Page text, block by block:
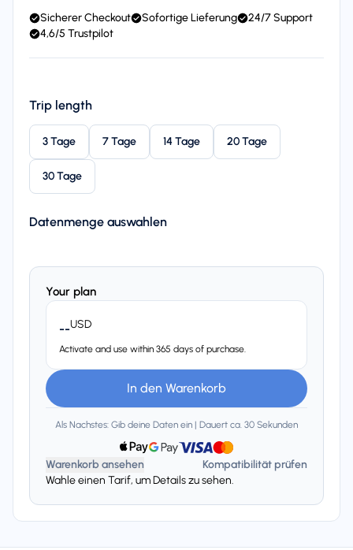
Sicherer Checkout Sofortige Lieferung
24/7 Support
4,6/5 Trustpilot
Trip length
3 Tage 7 Tage 14 Tage 20 Tage
30 Tage
Datenmenge auswahlen
Your plan
--USD
Activate and use within 365 days of purchase.
In den Warenkorb
Als Nachstes: Gib deine Daten ein | Dauert ca. 30 Sekunden
Warenkorb ansehen
Kompatibilität prüfen
Wahle einen Tarif, um Details zu sehen.